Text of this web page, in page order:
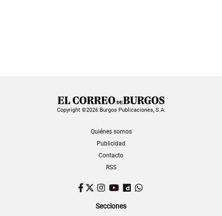
Copyright ©2026 Burgos Publicaciones, S.A.
Quiénes somos
Publicidad
Contacto
RSS
Facebook
TwitterInstagram
YouTubeDailymotion
Secciones